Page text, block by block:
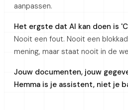
aanpassen.
Het ergste dat AI kan doen is
Nooit een fout. Nooit een
mening, maar staat nooit in de
Jouw documenten, jouw
Hemma is je assistent, niet je